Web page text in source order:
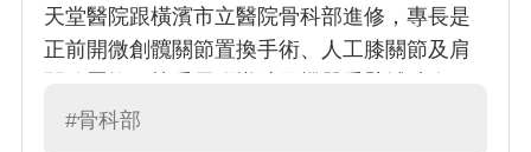
天堂醫院跟橫濱市立醫院骨科部進修，專長是
正前開微創髖關節置換手術、人工膝關節及肩
關節置換，提升精確度與病人預後。對退化性
#骨科部